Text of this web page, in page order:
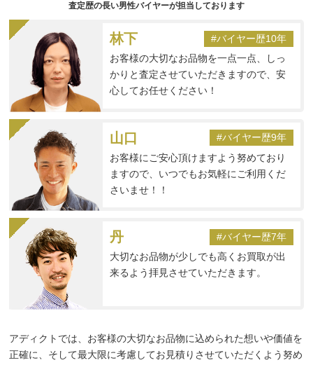
査定歴の長い男性バイヤーが担当しております
林下
#バイヤー歴10年
お客様の大切なお品物を一点一点、しっ
かりと査定させていただきますので、安
心してお任せください！
山口
#バイヤー歴9年
お客様にご安心頂けますよう努めており
ますので、いつでもお気軽にご利用くだ
さいませ！！
丹
#バイヤー歴7年
大切なお品物が少しでも高くお買取が出
来るよう拝見させていただきます。
アディクトでは、お客様の大切なお品物に込められた想いや価値を
正確に、そして最大限に考慮してお見積りさせていただくよう努め